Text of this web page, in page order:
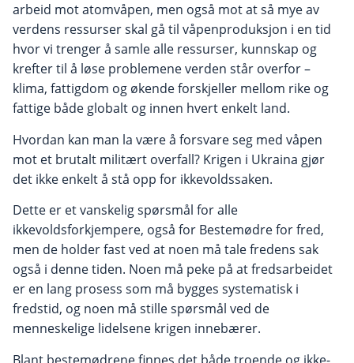
arbeid mot atomvåpen, men også mot at så mye av
verdens ressurser skal gå til våpenproduksjon i en tid
hvor vi trenger å samle alle ressurser, kunnskap og
krefter til å løse problemene verden står overfor –
klima, fattigdom og økende forskjeller mellom rike og
fattige både globalt og innen hvert enkelt land.
Hvordan kan man la være å forsvare seg med våpen
mot et brutalt militært overfall? Krigen i Ukraina gjør
det ikke enkelt å stå opp for ikkevoldssaken.
Dette er et vanskelig spørsmål for alle
ikkevoldsforkjempere, også for Bestemødre for fred,
men de holder fast ved at noen må tale fredens sak
også i denne tiden. Noen må peke på at fredsarbeidet
er en lang prosess som må bygges systematisk i
fredstid, og noen må stille spørsmål ved de
menneskelige lidelsene krigen innebærer.
Blant bestemødrene finnes det både troende og ikke-